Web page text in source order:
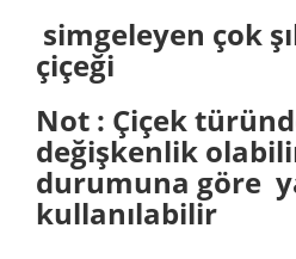
simgeleyen çok
çiçeği
Not : Çiçek
değişkenlik
durumuna göre
kullanılabilir